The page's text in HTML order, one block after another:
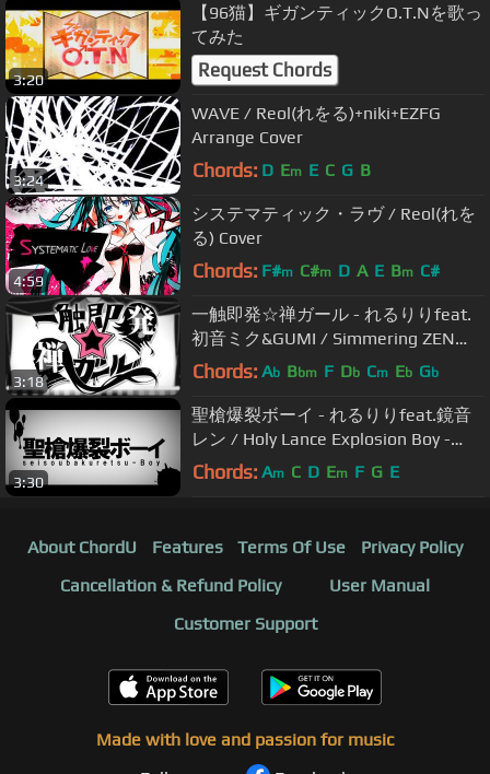
3:20
【96猫】ギガンティックO.T.Nを歌っ
てみた
Request Chords
3:24
WAVE / Reol(れをる)+niki+EZFG
Arrange Cover
Chords: D Em E C G B
4:59
システマティック・ラヴ / Reol(れを
る) Cover
Chords: F#m C#m D A E Bm C#
3:18
一触即発☆禅ガール - れるりりfeat.
初音ミク&GUMI / Simmering ZEN
Girl - rerulili feat.miku&gumi
Chords: Ab Bbm F Db Cm Eb Gb
3:30
聖槍爆裂ボーイ - れるりりfeat.鏡音
レン / Holy Lance Explosion Boy -
rerulili feat.KagamineLen
Chords: Am C D Em F G E
About ChordU Features Terms Of Use
Privacy Policy
Cancellation & Refund Policy
User Manual
Customer Support
Made with love and passion for music